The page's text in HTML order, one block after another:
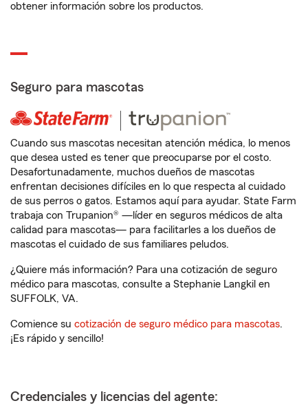
obtener información sobre los productos.
Seguro para mascotas
Cuando sus mascotas necesitan atención médica, lo menos
que desea usted es tener que preocuparse por el costo.
Desafortunadamente, muchos dueños de mascotas
enfrentan decisiones difíciles en lo que respecta al cuidado
de sus perros o gatos. Estamos aquí para ayudar. State Farm
trabaja con Trupanion® —líder en seguros médicos de alta
calidad para mascotas— para facilitarles a los dueños de
mascotas el cuidado de sus familiares peludos.
¿Quiere más información? Para una cotización de seguro
médico para mascotas, consulte a Stephanie Langkil en
SUFFOLK, VA.
Comience su cotización de seguro médico para mascotas.
¡Es rápido y sencillo!
Credenciales y licencias del agente: